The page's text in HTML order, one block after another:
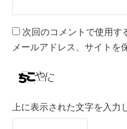
次回のコメントで使用す
メールアドレス、サイトを
上に表示された文字を入力